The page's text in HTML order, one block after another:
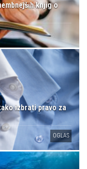
knjig o
izbrati pravo za
OGLAS